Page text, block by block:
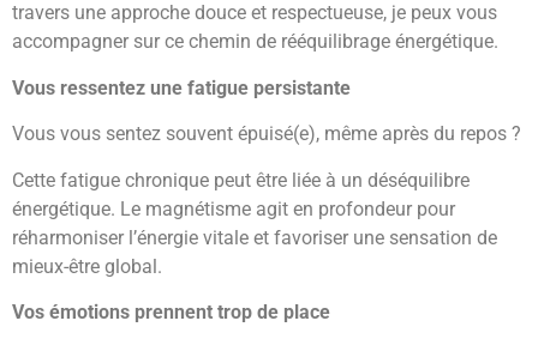
travers une approche douce et respectueuse, je peux vous
accompagner sur ce chemin de rééquilibrage énergétique.
Vous ressentez une fatigue persistante
Vous vous sentez souvent épuisé(e), même après du repos ?
Cette fatigue chronique peut être liée à un déséquilibre
énergétique. Le magnétisme agit en profondeur pour
réharmoniser l’énergie vitale et favoriser une sensation de
mieux-être global.
Vos émotions prennent trop de place